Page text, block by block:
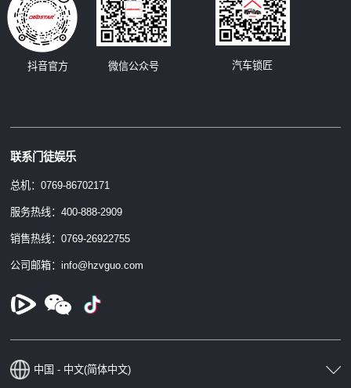
微信公众号
抖音官方 汽车锁匠
联系门徒娱乐
总机：0769-86702171
服务热线：400-888-2909
销售热线：0769-26922755
公司邮箱：info@hzvguo.com
中国 - 中文(简体中文)